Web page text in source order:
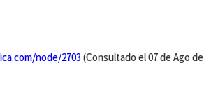
node/2703 (Consultado el 07 de Ago de